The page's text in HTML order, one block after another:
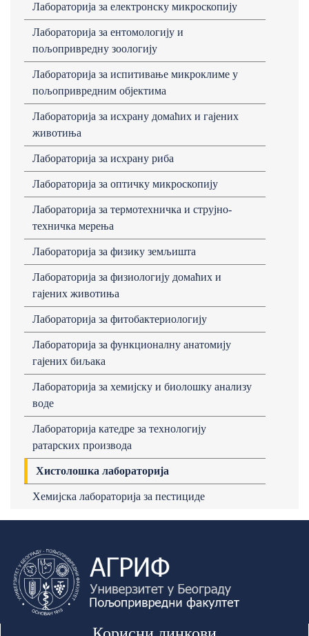
Лабораторија за електронску микроскопију
Лабораторија за ентомологију и
пољопривредну зоологију
Лабораторија за испитивање микроклиме у
пољопривредним објектима
Лабораторија за исхрану домаћих и гајених
животиња
Лабораторија за исхрану риба
Лабораторија за оптичку микроскопију
Лабораторија за термотехничка и струјно-
техничка мерења
Лабораторија за физику земљишта
Лабораторија за физиологију домаћих и
гајених животиња
Лабораторија за фитобактериологију
Лабораторија за функционалну анатомију
гајених биљака
Лабораторија за хемијску и биолошку анализу
воде
Лабораторија катедре за технологију
ратарских производа
Хистолошка лабораторија
Хемијска лабораторија за пестициде